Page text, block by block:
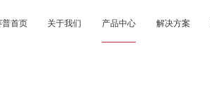
普首页 关于我们 产品中心 解决方案